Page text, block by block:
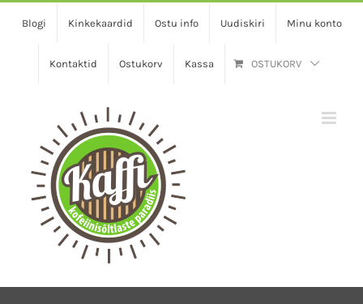
Blogi Kinkekaardid Ostu info Uudiskiri Minu konto
Kontaktid Ostukorv Kassa OSTUKORV